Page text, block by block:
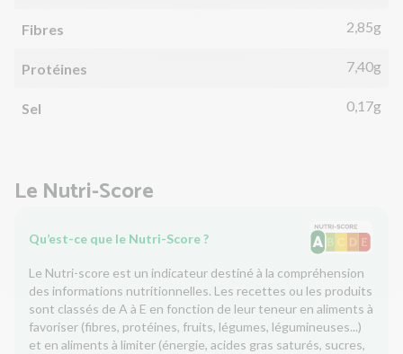
Fibres 2,85g
Protéines 7,40g
Sel 0,17g
Le Nutri-Score
Qu’est-ce que le Nutri-Score ?
Le Nutri-score est un indicateur destiné à la compréhension
des informations nutritionnelles. Les recettes ou les produits
sont classés de A à E en fonction de leur teneur en aliments à
favoriser (fibres, protéines, fruits, légumes, légumineuses...)
et en aliments à limiter (énergie, acides gras saturés, sucres,